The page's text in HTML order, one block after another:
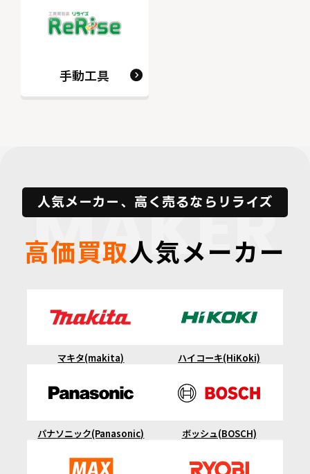
手動工具
人気メーカー、高く売るならリライズ
高価買取人気メーカー
MAKER
マキタ(makita) ハイコーキ(HiKoki)
パナソニック(Panasonic) ボッシュ(BOSCH)